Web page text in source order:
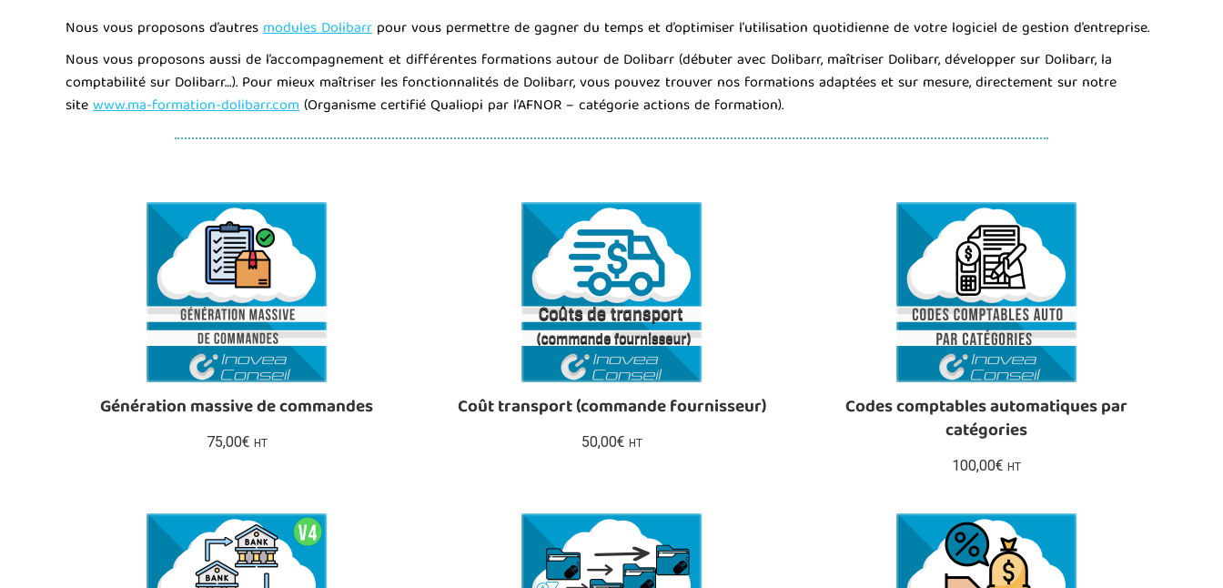
Nous vous proposons d’autresmodules Dolibarr pour vous permettre de gagner du temps et d’optimiser l’utilisation quotidienne de votre logiciel de gestion d’entreprise.
Nous vous proposons aussi de l’accompagnement et différentes formations autour de Dolibarr (débuter avec Dolibarr, maîtriser Dolibarr, développer sur Dolibarr, la
comptabilité sur Dolibarr…). Pour mieux maîtriser les fonctionnalités de Dolibarr, vous pouvez trouver nos formations adaptées et sur mesure, directement sur notre
sitewww.ma-formation-dolibarr.com(Organisme certifié Qualiopi par l’AFNOR – catégorie actions de formation).
Génération massive de commandes
75,00€ HT
Coût transport (commande fournisseur)
50,00€ HT
Codes comptables automatiques par
catégories
100,00€ HT